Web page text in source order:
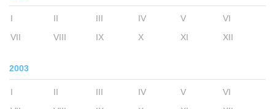
I II III IV V
VI
VII
VIII IX X XI XII
2003
I II III IV V
VI